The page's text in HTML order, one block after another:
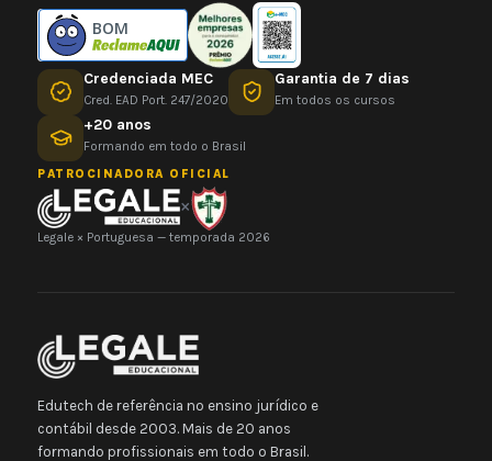
BOM
Credenciada MEC
Cred. EAD Port. 247/2020
Garantia de 7 dias
Em todos os cursos
+20 anos
Formando em todo o Brasil
PATROCINADORA OFICIAL
×
Legale × Portuguesa — temporada 2026
Edutech de referência no ensino jurídico e
contábil desde 2003. Mais de 20 anos
formando profissionais em todo o Brasil.